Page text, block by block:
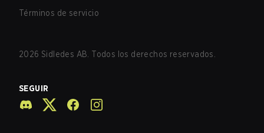
Términos de servicio
2026 Sidledes AB. Todos los derechos reservados.
SEGUIR